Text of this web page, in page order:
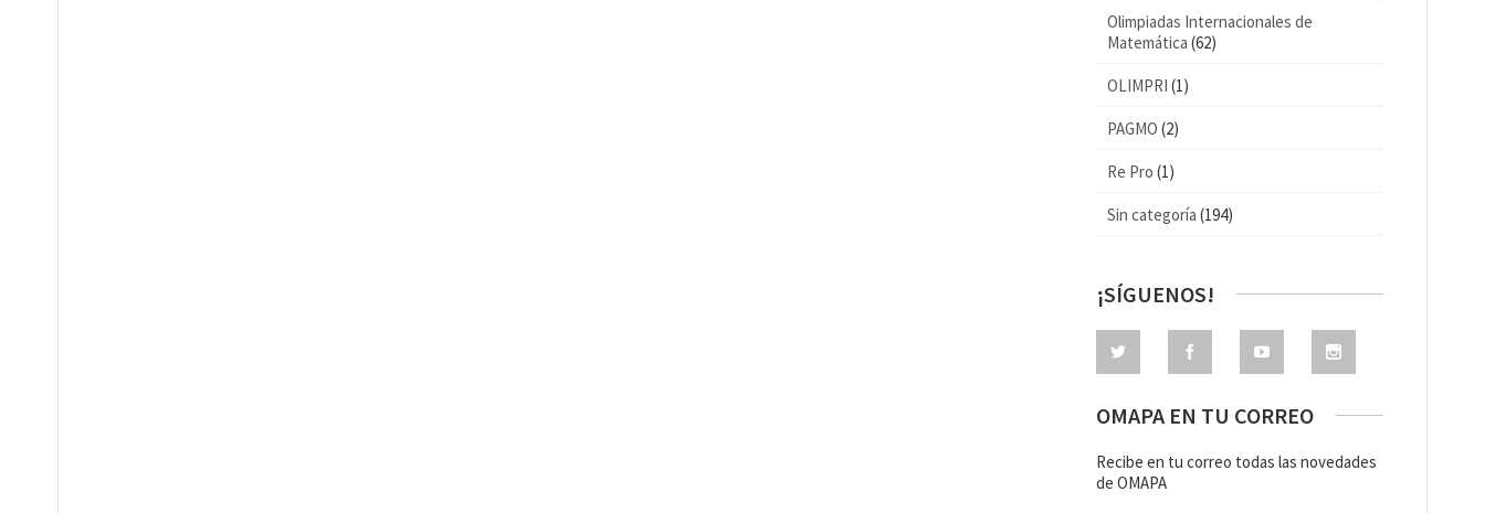
Olimpiadas Internacionales de
Matemática (62)
OLIMPRI (1)
PAGMO (2)
Re Pro (1)
Sin categoría (194)
¡SÍGUENOS!
OMAPA EN TU CORREO
Recibe en tu correo todas las novedades
de OMAPA